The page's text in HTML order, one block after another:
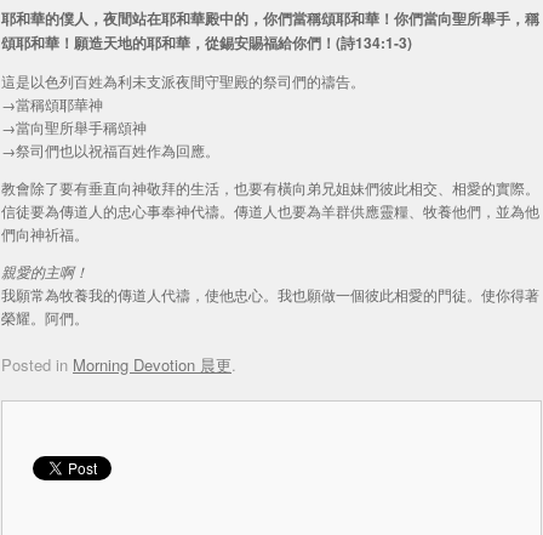
耶和華的僕人，夜間站在耶和華殿中的，你們當稱頌耶和華！你們當向聖所舉手，稱
頌耶和華！願造天地的耶和華，從錫安賜福給你們！(詩134:1-3)
這是以色列百姓為利未支派夜間守聖殿的祭司們的禱告。
→當稱頌耶華神
→當向聖所舉手稱頌神
→祭司們也以祝福百姓作為回應。
教會除了要有垂直向神敬拜的生活，也要有橫向弟兄姐妹們彼此相交、相愛的實際。
信徒要為傳道人的忠心事奉神代禱。傳道人也要為羊群供應靈糧、牧養他們，並為他
們向神祈福。
親愛的主啊！
我願常為牧養我的傳道人代禱，使他忠心。我也願做一個彼此相愛的門徒。使你得著
榮耀。阿們。
Posted in Morning Devotion 晨更.